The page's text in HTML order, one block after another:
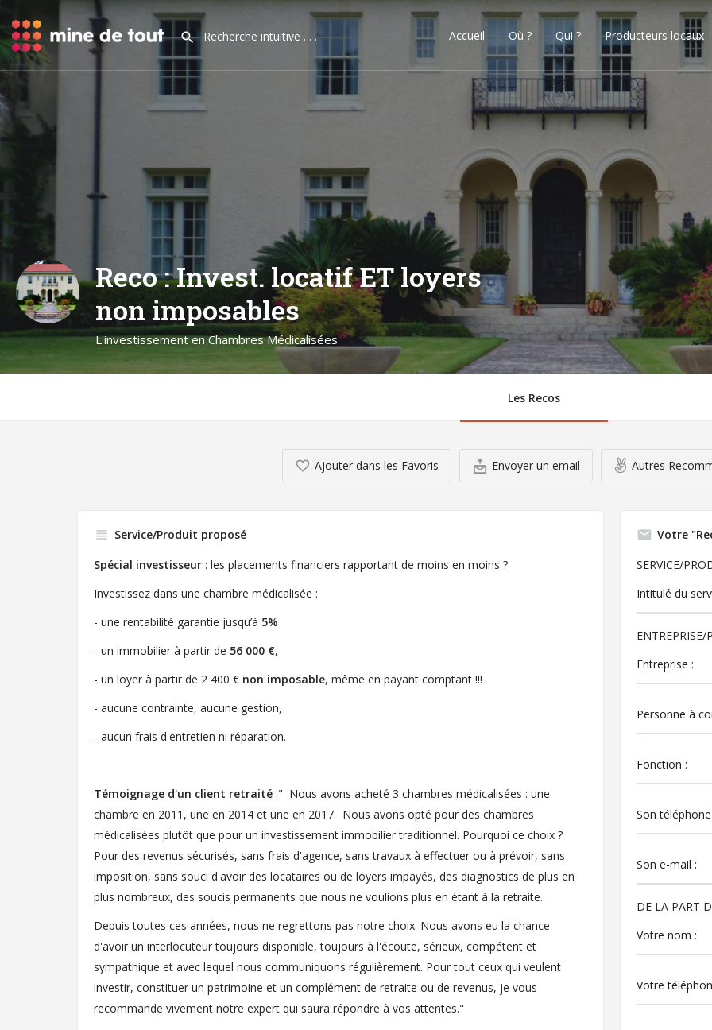
Accueil Où ? Qui ? Producteurs locaux
Reco : Invest. locatif ET loyers
non imposables
L'investissement en Chambres Médicalisées
Les Recos
Ajouter dans les Favoris Envoyer un email Autres
Service/Produit proposé
Spécial investisseur : les placements financiers rapportant de moins en moins ?
Investissez dans une chambre médicalisée :
- une rentabilité garantie jusqu’à 5%
- un immobilier à partir de 56 000 €,
- un loyer à partir de 2 400 € non imposable, même en payant comptant !!!
- aucune contrainte, aucune gestion,
- aucun frais d'entretien ni réparation.
Témoignage d'un client retraité :" Nous avons acheté 3 chambres médicalisées : une
chambre en 2011, une en 2014 et une en 2017. Nous avons opté pour des chambres
médicalisées plutôt que pour un investissement immobilier traditionnel. Pourquoi ce choix ?
Pour des revenus sécurisés, sans frais d'agence, sans travaux à effectuer ou à prévoir, sans
imposition, sans souci d'avoir des locataires ou de loyers impayés, des diagnostics de plus en
plus nombreux, des soucis permanents que nous ne voulions plus en étant à la retraite.
Depuis toutes ces années, nous ne regrettons pas notre choix. Nous avons eu la chance
d'avoir un interlocuteur toujours disponible, toujours à l'écoute, sérieux, compétent et
sympathique et avec lequel nous communiquons régulièrement. Pour tout ceux qui veulent
investir, constituer un patrimoine et un complément de retraite ou de revenus, je vous
recommande vivement notre expert qui saura répondre à vos attentes."
Votre
SERVICE/
ENTREPRISE/
DE LA PART